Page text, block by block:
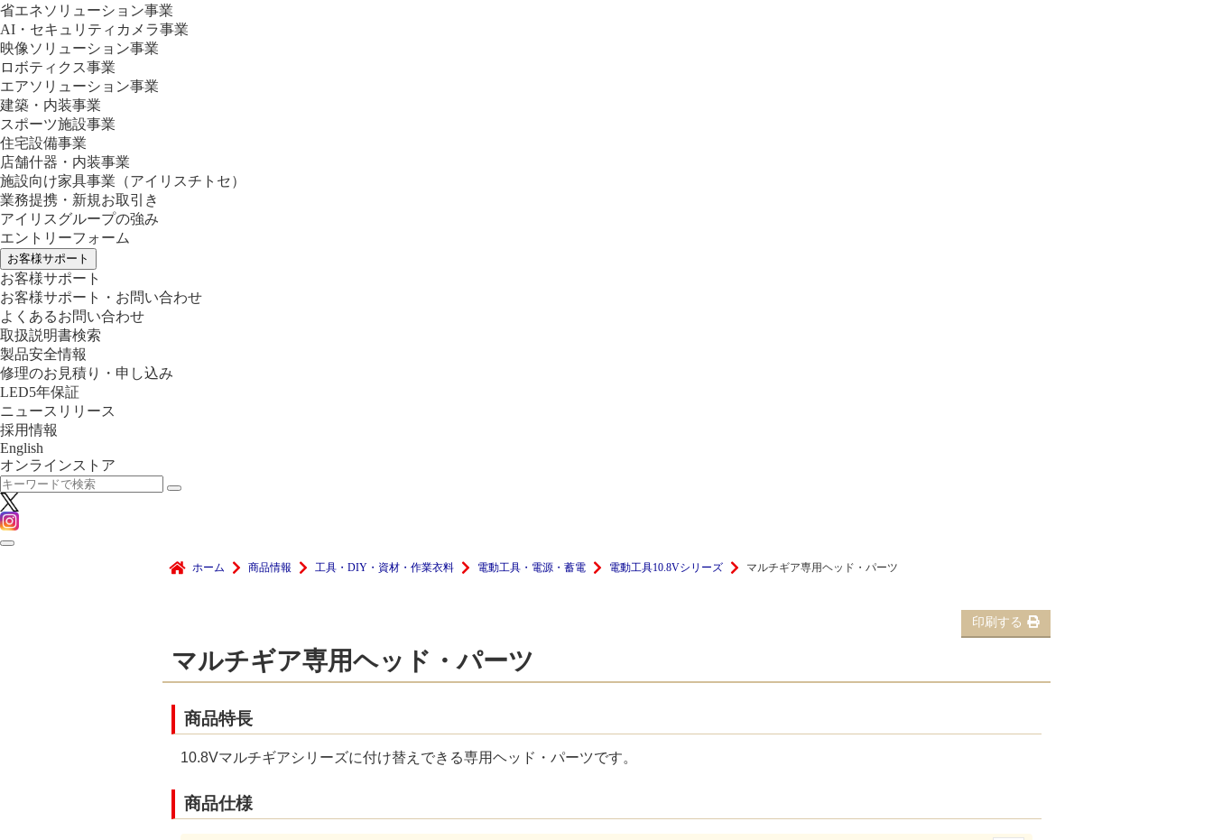
省エネソリューション事業
AI・セキュリティカメラ事業
映像ソリューション事業
ロボティクス事業
エアソリューション事業
建築・内装事業
スポーツ施設事業
住宅設備事業
店舗什器・内装事業
施設向け家具事業 （アイリスチトセ）
業務提携・新規お取引き
アイリスグループの強み
エントリーフォーム
お客様サポート
お客様サポート
お客様サポート・お問い合わせ
よくあるお問い合わせ
取扱説明書検索
製品安全情報
修理のお見積り・申し込み
LED5年保証
ニュースリリース
採用情報
English
オンラインストア
ホーム 商品情報 工具・DIY・資材・作業衣料 電動工具・電源・蓄電 電動工具10.8Vシリーズ マルチギア専用ヘッド・パーツ
印刷する
マルチギア専用ヘッド・パーツ
商品特長
10.8Vマルチギアシリーズに付け替えできる専用ヘッド・パーツです。
商品仕様